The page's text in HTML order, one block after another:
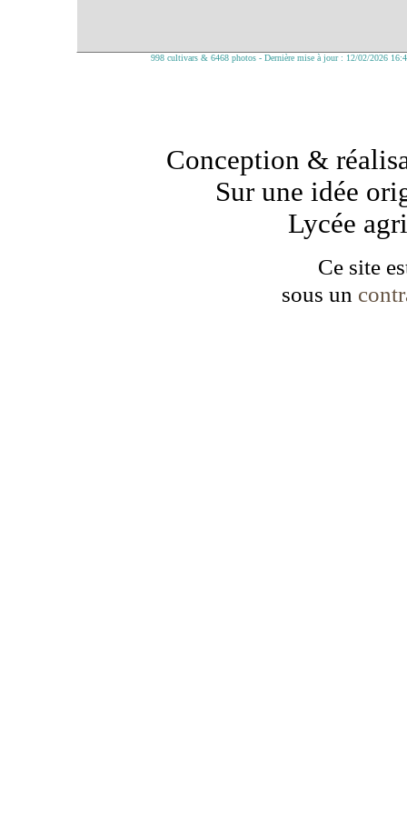
998 cultivars & 6468 photos - Dernière mise à jour : 12/02/2026
Conception &
Sur une idée
Lycée
Ce site
sous un